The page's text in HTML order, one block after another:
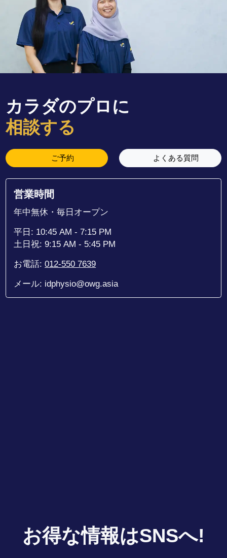
カラダのプロに
相談する
ご予約(open in a new tab) よくある質問 (open
営業時間
年中無休・毎日オープン
平日: 10:45 AM - 7:15 PM
土日祝: 9:15 AM - 5:45 PM
お電話:012-550 7639
メール: idphysio@owg.asia
お得な情報はSNSへ!